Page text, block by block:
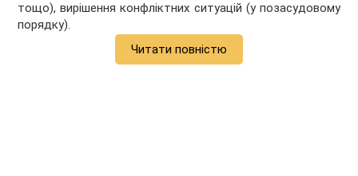
тощо), вирішення конфліктних ситуацій (у позасудовому
порядку).
Читати повністю